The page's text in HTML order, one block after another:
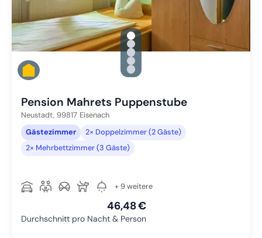
gallery.slide_selector
Zu Slide 1 wechseln
Zu Slide 2 wechseln
Zu Slide 3 wechseln
Zu Slide 4 wechseln
Zu Slide 5 wechseln
Pension Mahrets Puppenstube
Neustadt, 99817 Eisenach
Gästezimmer
2× Doppelzimmer (2 Gäste)
2× Mehrbettzimmer (3 Gäste)
+ 9 weitere
46,48 €
Durchschnitt pro Nacht & Person